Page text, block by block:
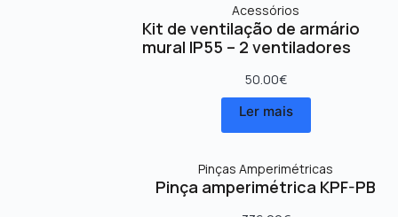
Acessórios
Kit de ventilação de armário
mural IP55 – 2 ventiladores
50.00€
Ler mais
Pinças Amperimétricas
Pinça amperimétrica KPF-PB